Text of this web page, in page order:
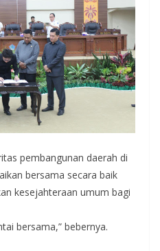
pembangunan daerah di
bersama secara baik
kesejahteraan umum bagi
bersama,” bebernya.